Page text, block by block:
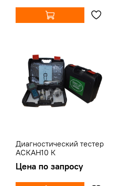
Диагностический тестер
АСКАН10 К
Цена по запросу